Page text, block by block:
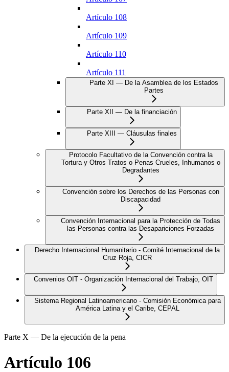
Artículo 108
Artículo 109
Artículo 110
Artículo 111
Parte XI — De la Asamblea de los Estados
Partes
Parte XII — De la financiación
Parte XIII — Cláusulas finales
Protocolo Facultativo de la Convención contra la
Tortura y Otros Tratos o Penas Crueles, Inhumanos o
Degradantes
Convención sobre los Derechos de las Personas con
Discapacidad
Convención Internacional para la Protección de Todas
las Personas contra las Desapariciones Forzadas
Derecho Internacional Humanitario - Comité Internacional de la
Cruz Roja, CICR
Convenios OIT - Organización Internacional del Trabajo, OIT
Sistema Regional Latinoamericano - Comisión Económica para
América Latina y el Caribe, CEPAL
Parte X — De la ejecución de la pena
Artículo 106